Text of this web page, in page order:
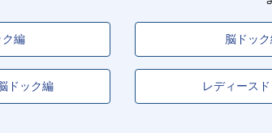
ク編 脳ドッ
ドック編 レディース